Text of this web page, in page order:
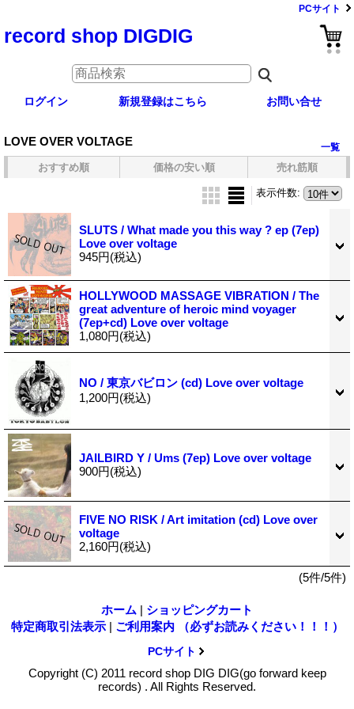
PCサイト
record shop DIGDIG
ログイン 新規登録はこちら お問い合せ
LOVE OVER VOLTAGE 一覧
おすすめ順 価格の安い順 売れ筋順
表示件数:
SLUTS / What made you this way ? ep (7ep)
Love over voltage
945円(税込)
HOLLYWOOD MASSAGE VIBRATION / The
great adventure of heroic mind voyager
(7ep+cd) Love over voltage
1,080円(税込)
NO / 東京バビロン (cd) Love over voltage
1,200円(税込)
JAILBIRD Y / Ums (7ep) Love over voltage
900円(税込)
FIVE NO RISK / Art imitation (cd) Love over
voltage
2,160円(税込)
(5件/5件)
ホーム | ショッピングカート
特定商取引法表示 | ご利用案内 （必ずお読みください！！！）
PCサイト
Copyright (C) 2011 record shop DIG DIG(go forward keep
records) . All Rights Reserved.